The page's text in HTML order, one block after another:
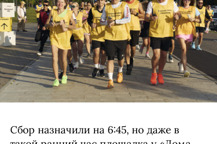
Сбор назначили на 6:45, но даже в